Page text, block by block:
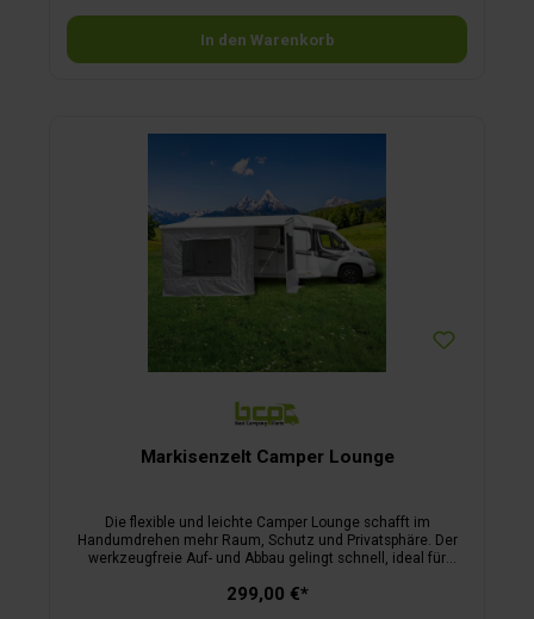
an jede noch so kleine Bewegung der Markise anpasst und
dadurch stets optimalen Halt gewährleistet. An der
Fahrzeugseite verhindert ein Anti-Slip-Gummi zuverlässig
das Verrutschen der Stange. Die einteilige Konstruktion
enthalten. Die Rafterstange bietet zusätzliche Stabilität,
verhindert Wassersäcke im Markisentuch und eignet sich
ideal zur Befestigung von Seitenwänden. Sie ist für Markisen
mit einem maximalen Auszug von 250 cm geeignet –
robust, leicht und universell einsetzbar für einen sicheren
Halt bei jedem Wetter.
In den Warenkorb
Markisenzelt Camper Lounge
Die flexible und leichte Camper Lounge schafft im
Handumdrehen mehr Raum, Schutz und Privatsphäre. Der
werkzeugfreie Auf- und Abbau gelingt schnell, ideal für
ein Frontteil, das über den Keder in die Markisenleiste
299,00 €*